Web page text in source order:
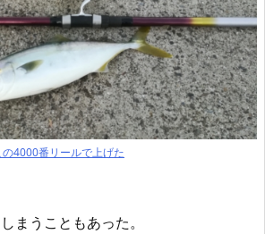
4000番リールで上げた
まうこともあった。